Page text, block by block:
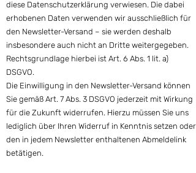
diese Datenschutzerklärung verwiesen. Die dabei
erhobenen Daten verwenden wir ausschließlich für
den Newsletter-Versand – sie werden deshalb
insbesondere auch nicht an Dritte weitergegeben.
Rechtsgrundlage hierbei ist Art. 6 Abs. 1 lit. a)
DSGVO.
Die Einwilligung in den Newsletter-Versand können
Sie gemäß Art. 7 Abs. 3 DSGVO jederzeit mit Wirkung
für die Zukunft widerrufen. Hierzu müssen Sie uns
lediglich über Ihren Widerruf in Kenntnis setzen oder
den in jedem Newsletter enthaltenen Abmeldelink
betätigen.